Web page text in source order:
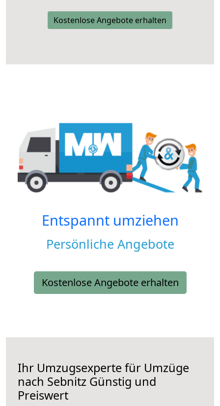
Kostenlose Angebote erhalten
Entspannt umziehen
Persönliche Angebote
Kostenlose Angebote erhalten
Ihr Umzugsexperte für Umzüge
nach Sebnitz Günstig und
Preiswert